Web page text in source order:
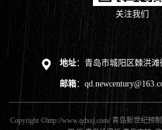
关注我们
地址：青岛市城阳区棘洪滩
邮箱：
Copyright ©http://www.qdxsj.com/ 青岛新世纪预